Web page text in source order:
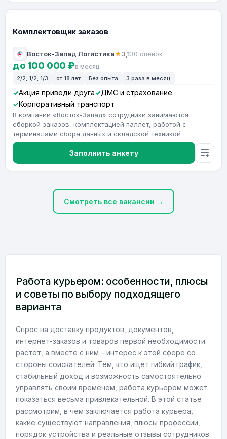
Комплектовщик заказов
Восток-Запад Логистика★3,130 оценок
до 100 000 ₽в месяц
2/2, 1/2, 1/3 от 18 лет Без опыта 3 раза в месяц
Акция приведи друга
ДМС и страхование
Корпоративный транспорт
В компании «Восток-Запад» сотрудники занимаются
сборкой заказов, комплектацией паллет, работой с
терминалами сбора данных и складской техникой
Заполнить анкету
Смотреть все вакансии →
Работа курьером: особенности, плюсы
и советы по выбору подходящего
варианта
Спрос на доставку продуктов, документов,
интернет-заказов и товаров первой необходимости
растёт, а вместе с ним – интерес к этой сфере со
стороны соискателей. Тем, кто ищет гибкий график,
стабильный доход и возможность самостоятельно
управлять своим временем, работа курьером может
показаться весьма привлекательной. В этой статье
рассмотрим, в чём заключается работа курьера,
какие существуют направления, плюсы профессии,
порядок устройства и реальные отзывы сотрудников.